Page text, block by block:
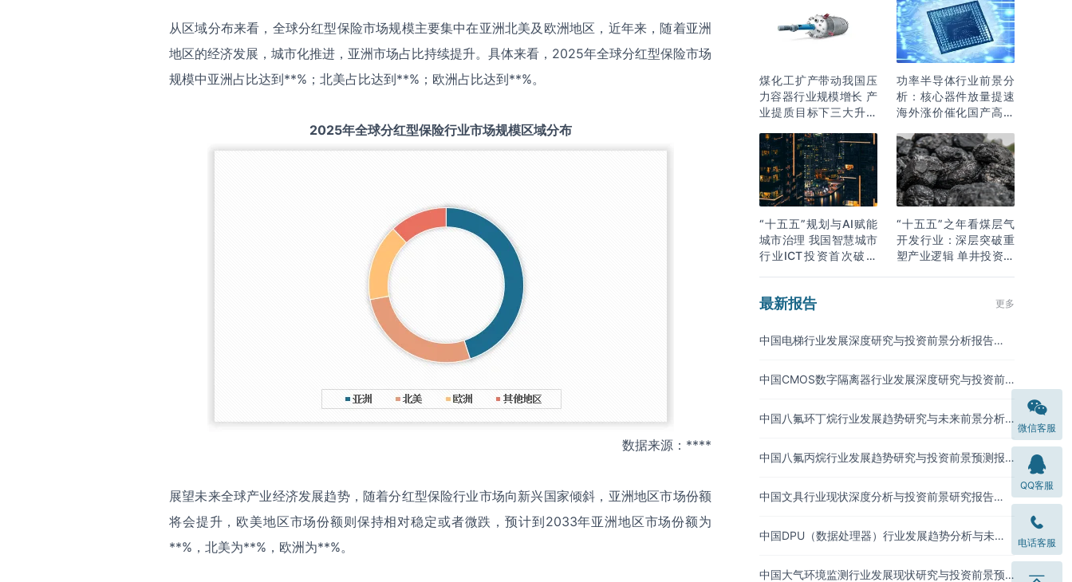
从区域分布来看，全球分红型保险市场规模主要集中在亚洲北美及欧洲地区，近年来，随着亚洲
地区的经济发展，城市化推进，亚洲市场占比持续提升。具体来看，2025年全球分红型保险市场
规模中亚洲占比达到**%；北美占比达到**%；欧洲占比达到**%。
2025年全球分红型保险行业市场规模区域分布
数据来源：****
展望未来全球产业经济发展趋势，随着分红型保险行业市场向新兴国家倾斜，亚洲地区市场份额
将会提升，欧美地区市场份额则保持相对稳定或者微跌，预计到2033年亚洲地区市场份额为
**%，北美为**%，欧洲为**%。
煤化工扩产带动我国压
力容器行业规模增长 产
业提质目标下三大升级
功率半导体行业前景分
析：核心器件放量提速
海外涨价催化国产高端
“十五五”规划与AI赋能
城市治理 我国智慧城市
行业ICT投资首次破万
“十五五”之年看煤层气
开发行业：深层突破重
塑产业逻辑 单井投资成
最新报告 更多
中国电梯行业发展深度研究与投资前景分析报告
中国CMOS数字隔离器行业发展深度研究与投资前
中国八氟环丁烷行业发展趋势研究与未来前景分析
中国八氟丙烷行业发展趋势研究与投资前景预测报
中国文具行业现状深度分析与投资前景研究报告
中国DPU（数据处理器）行业发展趋势分析与未来
中国大气环境监测行业发展现状研究与投资前景预
微信客服
QQ客服
电话客服